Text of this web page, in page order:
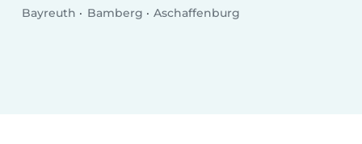
Bayreuth
Bamberg Aschaffenburg